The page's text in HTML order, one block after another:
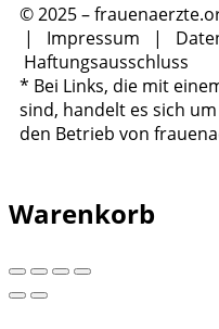
© 2025 –
| Impressum |
Haftungsausschluss
* Bei Links, die mit
sind, handelt es sich
den Betrieb von
Warenkorb